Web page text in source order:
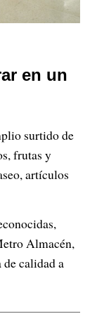
en un
surtido de
frutas y
artículos
Almacén,
calidad a